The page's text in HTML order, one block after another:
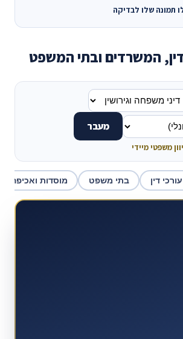
תמונה שלו לבדיקה
המשרדים ובתי המשפט
מעבר
משפטי מיידי
דין בתי משפט מוסדות ואכיפה